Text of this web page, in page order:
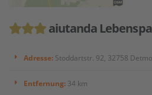
aiutanda
Adresse: Stoddartstr. 92, 32758
Entfernung: 34 km